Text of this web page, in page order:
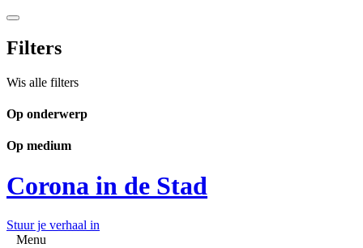
Filters
Wis alle filters
Op onderwerp
Op medium
Corona in de Stad
Stuur je verhaal in
Menu